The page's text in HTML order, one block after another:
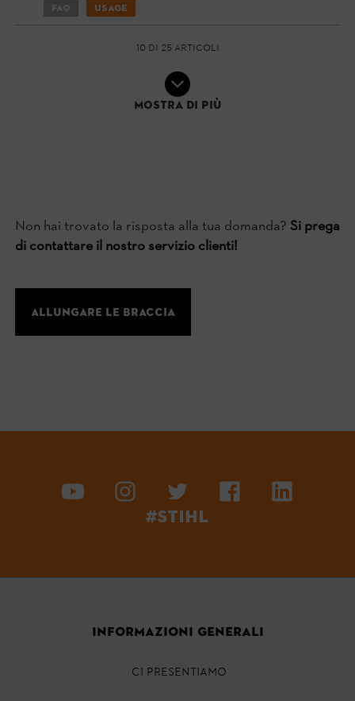
FAQ Usage
10 di 25 articoli
Mostra di più
Non hai trovato la risposta alla tua domanda? Si prega
di contattare il nostro servizio clienti!
allungare le braccia
#STIHL
INFORMAZIONI GENERALI
CI PRESENTIAMO